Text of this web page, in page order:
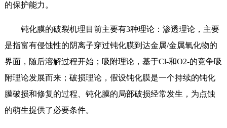
的保护能力。
钝化膜的破裂机理目前主要有3种理论：渗透理论，主要
是指富有侵蚀性的阴离子穿过钝化膜到达金属/金属氧化物的
界面，随后溶解过程开始；吸附理论，基于Cl-和O2-的竞争吸
附理论发展而来；破损理论，假设钝化膜是一个持续的钝化
膜破损和修复的过程、钝化膜的局部破损经常发生，为点蚀
的萌生提供了必要条件。